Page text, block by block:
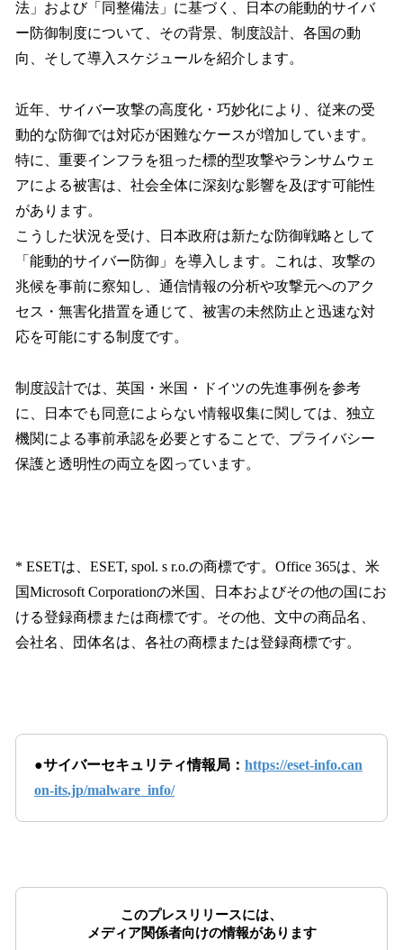
法」および「同整備法」に基づく、日本の能動的サイバ
ー防御制度について、その背景、制度設計、各国の動
向、そして導入スケジュールを紹介します。
近年、サイバー攻撃の高度化・巧妙化により、従来の受
動的な防御では対応が困難なケースが増加しています。
特に、重要インフラを狙った標的型攻撃やランサムウェ
アによる被害は、社会全体に深刻な影響を及ぼす可能性
があります。
こうした状況を受け、日本政府は新たな防御戦略として
「能動的サイバー防御」を導入します。これは、攻撃の
兆候を事前に察知し、通信情報の分析や攻撃元へのアク
セス・無害化措置を通じて、被害の未然防止と迅速な対
応を可能にする制度です。
制度設計では、英国・米国・ドイツの先進事例を参考
に、日本でも同意によらない情報収集に関しては、独立
機関による事前承認を必要とすることで、プライバシー
保護と透明性の両立を図っています。
* ESETは、ESET, spol. s r.o.の商標です。Office 365は、米
国Microsoft Corporationの米国、日本およびその他の国にお
ける登録商標または商標です。その他、文中の商品名、
会社名、団体名は、各社の商標または登録商標です。
●サイバーセキュリティ情報局： https://eset-info.can
on-its.jp/malware_info/
このプレスリリースには、
メディア関係者向けの情報があります